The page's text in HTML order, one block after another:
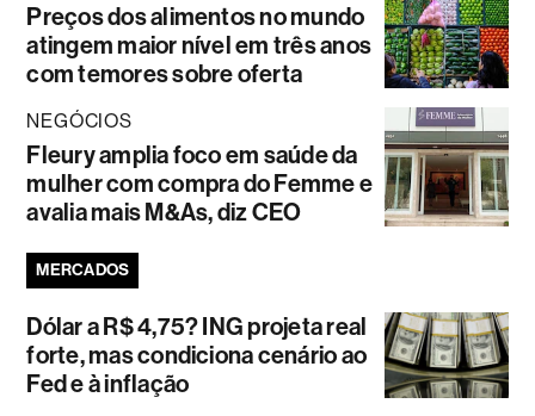
Preços dos alimentos no mundo
atingem maior nível em três anos
com temores sobre oferta
NEGÓCIOS
Fleury amplia foco em saúde da
mulher com compra do Femme e
avalia mais M&As, diz CEO
MERCADOS
Dólar a R$ 4,75? ING projeta real
forte, mas condiciona cenário ao
Fed e à inflação